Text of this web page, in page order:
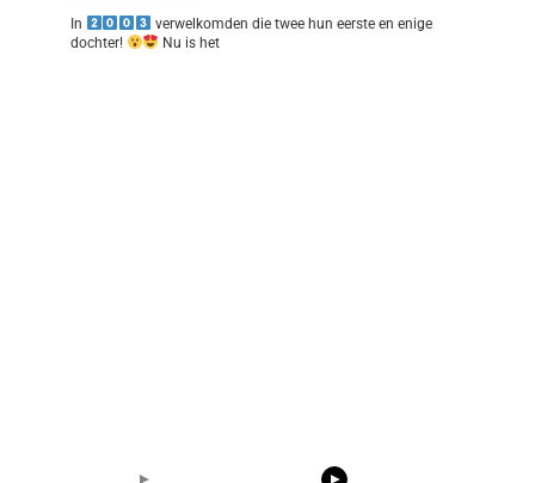
In
verwelkomden die twee hun eerste en enige
dochter!
Nu is het